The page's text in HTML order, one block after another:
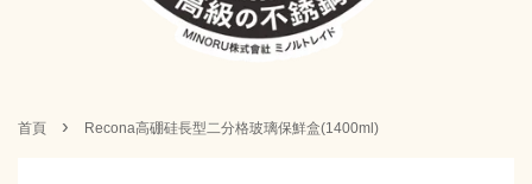
首頁 › Recona高硼硅長型二分格玻璃保鮮盒(1400ml)